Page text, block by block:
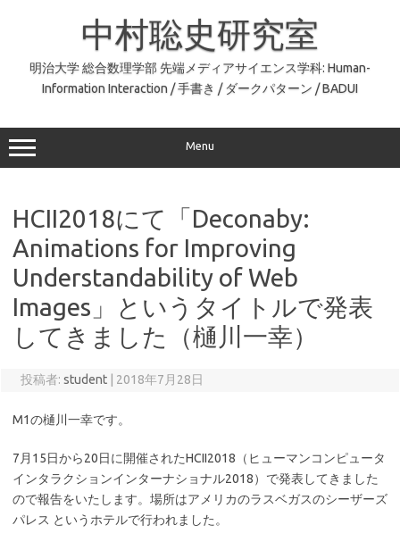
中村聡史研究室
明治大学 総合数理学部 先端メディアサイエンス学科: Human-
Information Interaction / 手書き / ダークパターン / BADUI
Menu
HCII2018にて「Deconaby:
Animations for Improving
Understandability of Web
Images」というタイトルで発表
してきました（樋川一幸）
投稿者: student 2018年7月28日
M1の樋川一幸です。
7月15日から20日に開催されたHCII2018（ヒューマンコンピュータ
インタラクションインターナショナル2018）で発表してきました
ので報告をいたします。場所はアメリカのラスベガスのシーザーズ
パレス というホテルで行われました。